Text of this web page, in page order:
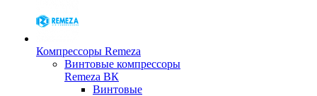
Компрессоры Remeza
Винтовые компрессоры
Remeza ВК
Винтовые